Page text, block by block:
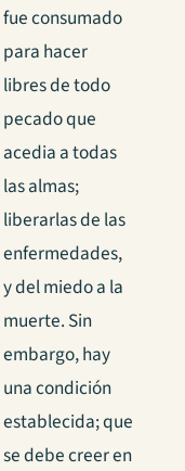
fue consumado
para hacer
libres de todo
pecado que
acedia a todas
las almas;
liberarlas de las
enfermedades,
y del miedo a la
muerte. Sin
embargo, hay
una condición
establecida; que
se debe creer en